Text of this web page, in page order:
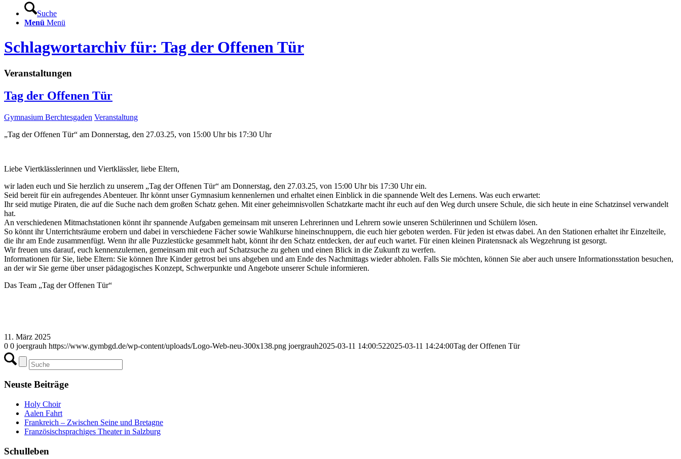
Suche
Menü Menü
Schlagwortarchiv für: Tag der Offenen Tür
Veranstaltungen
Tag der Offenen Tür
Gymnasium Berchtesgaden Veranstaltung
„Tag der Offenen Tür“ am Donnerstag, den 27.03.25, von 15:00 Uhr bis 17:30 Uhr
Liebe Viertklässlerinnen und Viertklässler, liebe Eltern,
wir laden euch und Sie herzlich zu unserem „Tag der Offenen Tür“ am Donnerstag, den 27.03.25, von 15:00 Uhr bis 17:30 Uhr ein.
Seid bereit für ein aufregendes Abenteuer. Ihr könnt unser Gymnasium kennenlernen und erhaltet einen Einblick in die spannende Welt des Lernens. Was euch erwartet:
Ihr seid mutige Piraten, die auf die Suche nach dem großen Schatz gehen. Mit einer geheimnisvollen Schatzkarte macht ihr euch auf den Weg durch unsere Schule, die sich heute in eine Schatzinsel verwandelt
hat.
An verschiedenen Mitmachstationen könnt ihr spannende Aufgaben gemeinsam mit unseren Lehrerinnen und Lehrern sowie unseren Schülerinnen und Schülern lösen.
So könnt ihr Unterrichtsräume erobern und dabei in verschiedene Fächer sowie Wahlkurse hineinschnuppern, die euch hier geboten werden. Für jeden ist etwas dabei. An den Stationen erhaltet ihr Einzelteile,
die ihr am Ende zusammenfügt. Wenn ihr alle Puzzlestücke gesammelt habt, könnt ihr den Schatz entdecken, der auf euch wartet. Für einen kleinen Piratensnack als Wegzehrung ist gesorgt.
Wir freuen uns darauf, euch kennenzulernen, gemeinsam mit euch auf Schatzsuche zu gehen und einen Blick in die Zukunft zu werfen.
Informationen für Sie, liebe Eltern: Sie können Ihre Kinder getrost bei uns abgeben und am Ende des Nachmittags wieder abholen. Falls Sie möchten, können Sie aber auch unsere Informationsstation besuchen,
an der wir Sie gerne über unser pädagogisches Konzept, Schwerpunkte und Angebote unserer Schule informieren.
Das Team „Tag der Offenen Tür“
11. März 2025
0 0 joergrauh https://www.gymbgd.de/wp-content/uploads/Logo-Web-neu-300x138.png joergrauh2025-03-11 14:00:522025-03-11 14:24:00Tag der Offenen Tür
Neuste Beiträge
Holy Choir
Aalen Fahrt
Frankreich – Zwischen Seine und Bretagne
Französischsprachiges Theater in Salzburg
Schulleben